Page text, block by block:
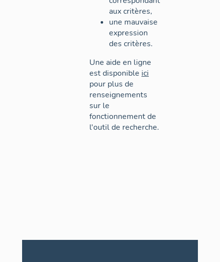
aux critères,
une mauvaise
expression
des critères.
Une aide en ligne
est disponible ici
pour plus de
renseignements
sur le
fonctionnement de
l'outil de recherche.